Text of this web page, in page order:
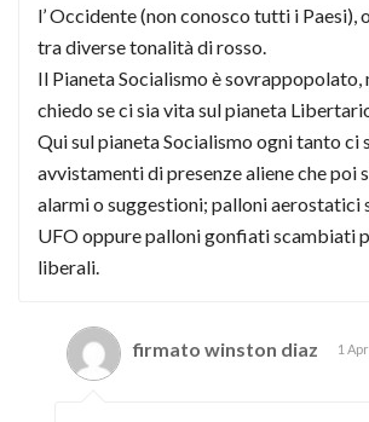
l’ Occidente (non conosco tutti i Paesi),
tra diverse tonalità di rosso.
Il Pianeta Socialismo è sovrappopolato,
chiedo se ci sia vita sul pianeta
Qui sul pianeta Socialismo ogni tanto ci
avvistamenti di presenze aliene che poi
alarmi o suggestioni; palloni aerostatici
UFO oppure palloni gonfiati scambiati
liberali.
firmato winston diaz 1